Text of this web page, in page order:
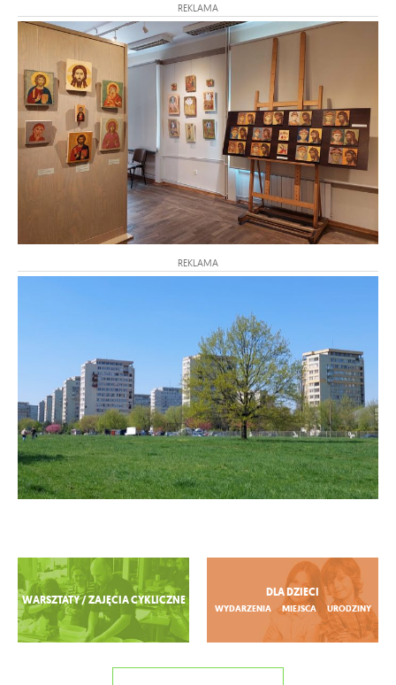
REKLAMA
REKLAMA
Zobacz więcej
WARSZTATY / ZAJĘCIA CYKLICZNE
DLA DZIECI
WYDARZENIA MIEJSCA URODZINY